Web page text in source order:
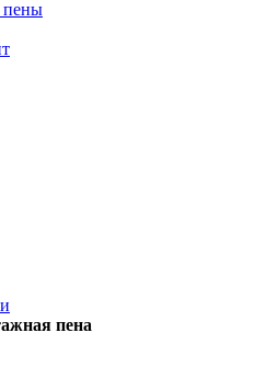
пены
пена